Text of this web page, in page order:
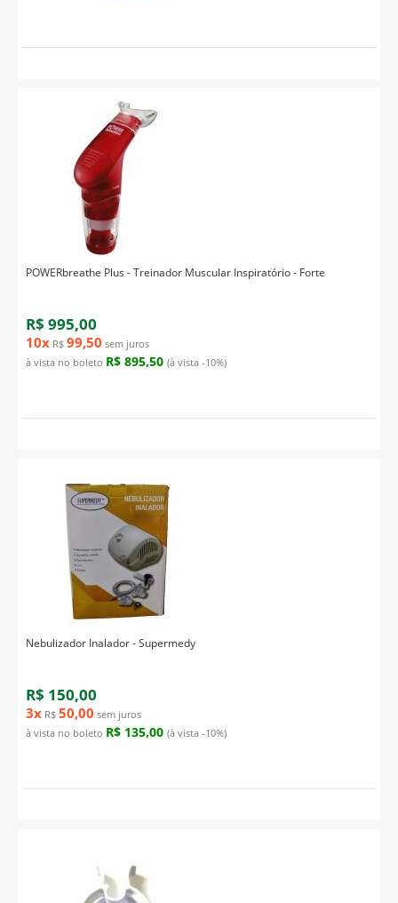
POWERbreathe Plus - Treinador Muscular Inspiratório - Forte
R$ 995,00
10x R$ 99,50 sem juros
à vista no boleto R$ 895,50 (à vista -10%)
Nebulizador Inalador - Supermedy
R$ 150,00
3x R$ 50,00 sem juros
à vista no boleto R$ 135,00 (à vista -10%)